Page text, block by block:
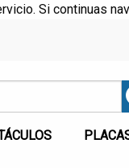
Si continuas